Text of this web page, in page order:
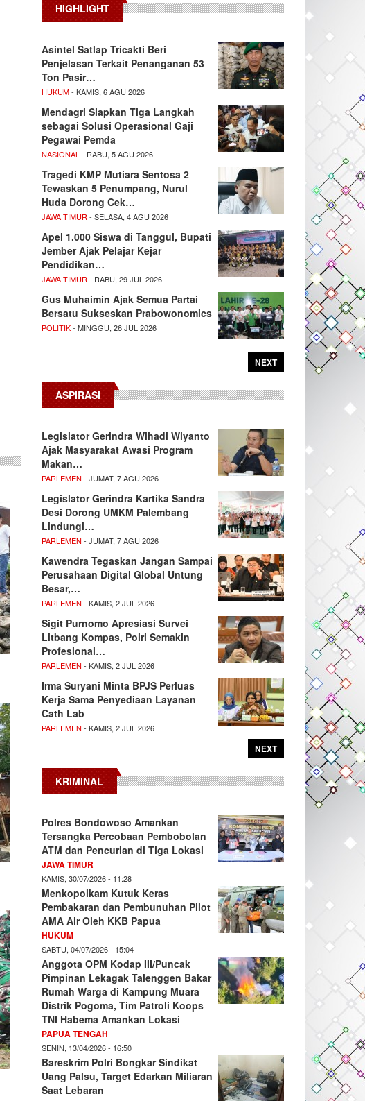
HIGHLIGHT
Asintel Satlap Tricakti Beri
Penjelasan Terkait Penanganan 53
Ton Pasir…
HUKUM- KAMIS, 6 AGU 2026
Mendagri Siapkan Tiga Langkah
sebagai Solusi Operasional Gaji
Pegawai Pemda
NASIONAL - RABU, 5 AGU 2026
Tragedi KMP Mutiara Sentosa 2
Tewaskan 5 Penumpang, Nurul
Huda Dorong Cek…
JAWA TIMUR - SELASA, 4 AGU 2026
Apel 1.000 Siswa di Tanggul, Bupati
Jember Ajak Pelajar Kejar
Pendidikan…
JAWA TIMUR - RABU, 29 JUL 2026
Gus Muhaimin Ajak Semua Partai
Bersatu Sukseskan Prabowonomics
POLITIK- MINGGU, 26 JUL 2026
NEXT
ASPIRASI
Legislator Gerindra Wihadi Wiyanto
Ajak Masyarakat Awasi Program
Makan…
PARLEMEN - JUMAT, 7 AGU 2026
Legislator Gerindra Kartika Sandra
Desi Dorong UMKM Palembang
Lindungi…
PARLEMEN - JUMAT, 7 AGU 2026
Kawendra Tegaskan Jangan Sampai
Perusahaan Digital Global Untung
Besar,…
PARLEMEN - KAMIS, 2 JUL 2026
Sigit Purnomo Apresiasi Survei
Litbang Kompas, Polri Semakin
Profesional…
PARLEMEN - KAMIS, 2 JUL 2026
Irma Suryani Minta BPJS Perluas
Kerja Sama Penyediaan Layanan
Cath Lab
PARLEMEN - KAMIS, 2 JUL 2026
NEXT
KRIMINAL
Polres Bondowoso Amankan
Tersangka Percobaan Pembobolan
ATM dan Pencurian di Tiga Lokasi
JAWA TIMUR
KAMIS, 30/07/2026 - 11:28
Menkopolkam Kutuk Keras
Pembakaran dan Pembunuhan Pilot
AMA Air Oleh KKB Papua
HUKUM
SABTU, 04/07/2026 - 15:04
Anggota OPM Kodap III/Puncak
Pimpinan Lekagak Talenggen Bakar
Rumah Warga di Kampung Muara
Distrik Pogoma, Tim Patroli Koops
TNI Habema Amankan Lokasi
PAPUA TENGAH
SENIN, 13/04/2026 - 16:50
Bareskrim Polri Bongkar Sindikat
Uang Palsu, Target Edarkan Miliaran
Saat Lebaran